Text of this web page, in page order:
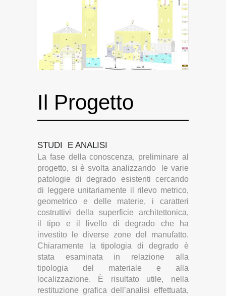
Il Progetto
STUDI E ANALISI
La fase della conoscenza, preliminare al
progetto, si è svolta analizzando le varie
patologie di degrado esistenti cercando
di leggere unitariamente il rilevo metrico,
geometrico e delle materie, i caratteri
costruttivi della superficie architettonica,
il tipo e il livello di degrado che ha
investito le diverse zone del manufatto.
Chiaramente la tipologia di degrado è
stata esaminata in relazione alla
tipologia del materiale e alla
localizzazione. È risultato utile, nella
restituzione grafica dell’analisi effettuata,